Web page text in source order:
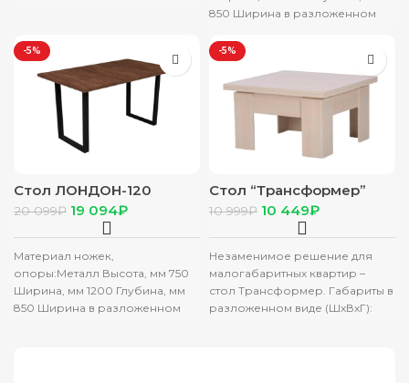
850 Ширина в разложенном
-5%
Стол ЛОНДОН-120
ЛДСП, 1200(1580)*850,
Дуб Самбал (Z 01
20 099₽ 19 094₽
Материал ножек,
опоры:Металл Высота, мм 750
Ширина, мм 1200 Глубина, мм
850 Ширина в разложенном
-5%
Стол “Трансформер”
атланта
10 999₽ 10 449₽
Незаменимое решение для
малогабаритных квартир –
стол Трансформер. Габариты в
разложенном виде (ШхВхГ):